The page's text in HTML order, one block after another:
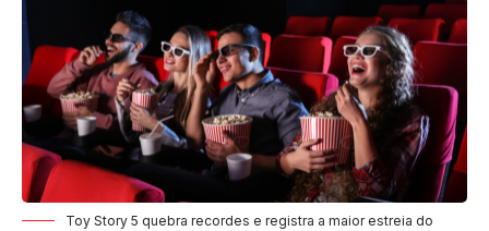
Toy Story 5 quebra recordes e registra a maior estreia do